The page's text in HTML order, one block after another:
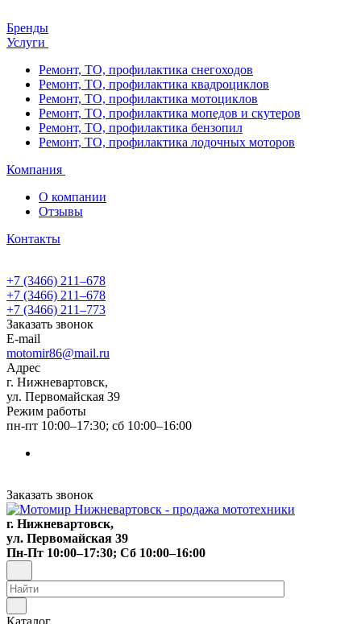
Бренды
Услуги
Ремонт, ТО, профилактика снегоходов
Ремонт, ТО, профилактика квадроциклов
Ремонт, ТО, профилактика мотоциклов
Ремонт, ТО, профилактика мопедов и скутеров
Ремонт, ТО, профилактика бензопил
Ремонт, ТО, профилактика лодочных моторов
Компания
О компании
Отзывы
Контакты
+7 (3466) 211‒678
+7 (3466) 211‒678
+7 (3466) 211‒773
Заказать звонок
E-mail
motomir86@mail.ru
Адрес
г. Нижневартовск,
ул. Первомайская 39
Режим работы
пн-пт 10:00–17:30; сб 10:00–16:00
Заказать звонок
г. Нижневартовск,
ул. Первомайская 39
Пн-Пт 10:00–17:30; Сб 10:00–16:00
Каталог